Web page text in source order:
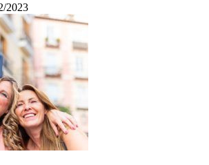
2023